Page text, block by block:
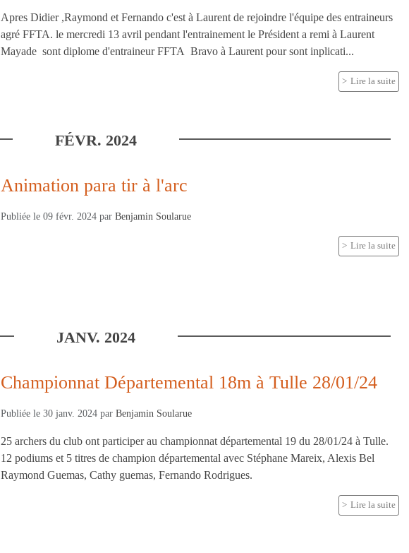
Apres Didier ,Raymond et Fernando c'est à Laurent de rejoindre l'équipe des entraineurs
agré FFTA. le mercredi 13 avril pendant l'entrainement le Président a remi à Laurent
Mayade sont diplome d'entraineur FFTA Bravo à Laurent pour sont inplicati...
Lire la suite
FÉVR. 2024
Animation para tir à l'arc
Publiée le09 févr. 2024 parBenjamin Soularue
Lire la suite
JANV. 2024
Championnat Départemental 18m à Tulle 28/01/24
Publiée le30 janv. 2024 parBenjamin Soularue
25 archers du club ont participer au championnat départemental 19 du 28/01/24 à Tulle.
12 podiums et 5 titres de champion départemental avec Stéphane Mareix, Alexis Bel
Raymond Guemas, Cathy guemas, Fernando Rodrigues.
Lire la suite